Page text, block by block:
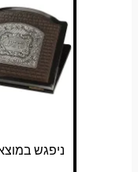
ניפגש